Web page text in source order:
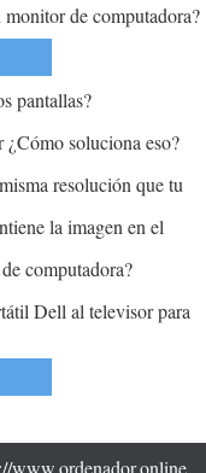
monitor de computadora?
pantallas?
soluciona eso?
resolución que tu
la imagen en el
computadora?
Dell al televisor para
www.ordenador.online